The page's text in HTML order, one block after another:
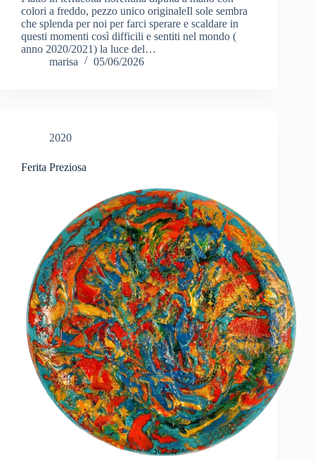
colori a freddo, pezzo unico originaleIl sole sembra
che splenda per noi per farci sperare e scaldare in
questi momenti così difficili e sentiti nel mondo (
anno 2020/2021) la luce del…
marisa
05/06/2026
2020
Ferita Preziosa